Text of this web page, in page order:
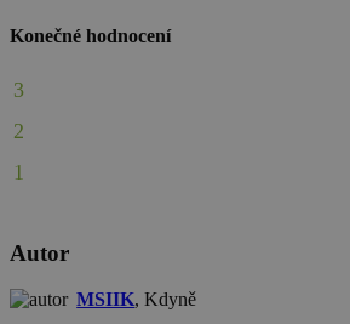
Konečné hodnocení
3
2
1
Autor
MSIIK, Kdyně